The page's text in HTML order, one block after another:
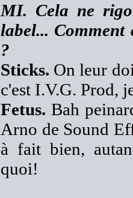
MI. Cela ne
label... Comment
?
Sticks. On leur
c'est I.V.G. Prod,
Fetus. Bah
Arno de Sound
à fait bien,
quoi!